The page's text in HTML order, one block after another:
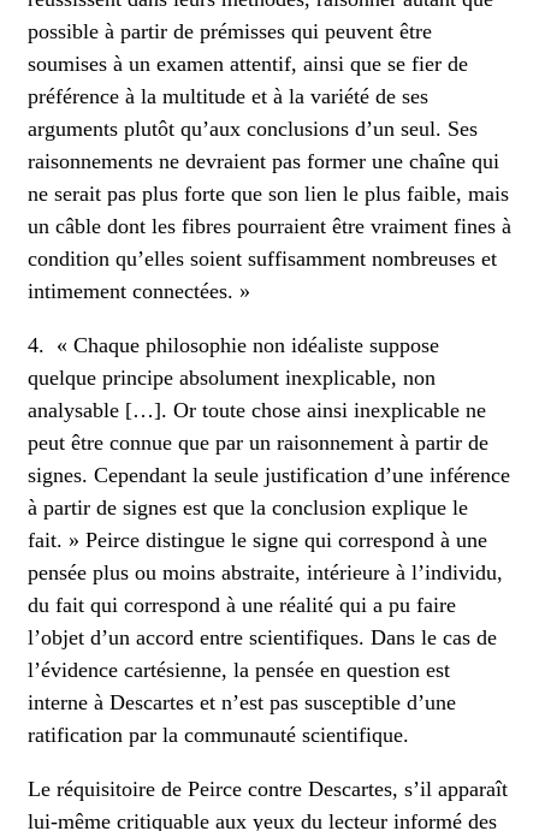
possible à partir de prémisses qui peuvent être
soumises à un examen attentif, ainsi que se fier de
préférence à la multitude et à la variété de ses
arguments plutôt qu’aux conclusions d’un seul. Ses
raisonnements ne devraient pas former une chaîne qui
ne serait pas plus forte que son lien le plus faible, mais
un câble dont les fibres pourraient être vraiment fines à
condition qu’elles soient suffisamment nombreuses et
intimement connectées. »
4. « Chaque philosophie non idéaliste suppose
quelque principe absolument inexplicable, non
analysable […]. Or toute chose ainsi inexplicable ne
peut être connue que par un raisonnement à partir de
signes. Cependant la seule justification d’une inférence
à partir de signes est que la conclusion explique le
fait. » Peirce distingue le signe qui correspond à une
pensée plus ou moins abstraite, intérieure à l’individu,
du fait qui correspond à une réalité qui a pu faire
l’objet d’un accord entre scientifiques. Dans le cas de
l’évidence cartésienne, la pensée en question est
interne à Descartes et n’est pas susceptible d’une
ratification par la communauté scientifique.
Le réquisitoire de Peirce contre Descartes, s’il apparaît
lui-même critiquable aux yeux du lecteur informé des